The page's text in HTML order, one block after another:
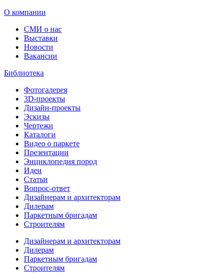
О компании
СМИ о нас
Выставки
Новости
Вакансии
Библиотека
Фотогалерея
3D-проекты
Дизайн-проекты
Эскизы
Чертежи
Каталоги
Видео о паркете
Презентации
Энциклопедия пород
Идеи
Статьи
Вопрос-ответ
Дизайнерам и архитекторам
Дилерам
Паркетным бригадам
Строителям
Дизайнерам и архитекторам
Дилерам
Паркетным бригадам
Строителям